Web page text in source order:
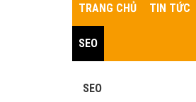
TRANG CHỦ TIN TỨC
SEO
SEO